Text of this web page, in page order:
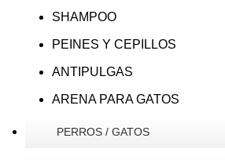
SHAMPOO
PEINES Y CEPILLOS
ANTIPULGAS
ARENA PARA GATOS
PERROS / GATOS